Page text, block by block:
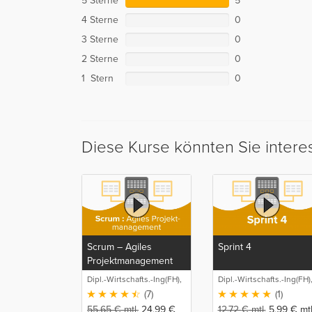
4 Sterne
0
3 Sterne
0
2 Sterne
0
1 Stern
0
Diese Kurse könnten Sie
Scrum – Agiles
Projektmanagement
Dipl.-Wirtschafts.-Ing(FH),
M.Sc. Sebastian(7)
Sprint 4
Dipl.-Wirtschafts.-Ing(FH),
M.Sc. Sebastian(1)